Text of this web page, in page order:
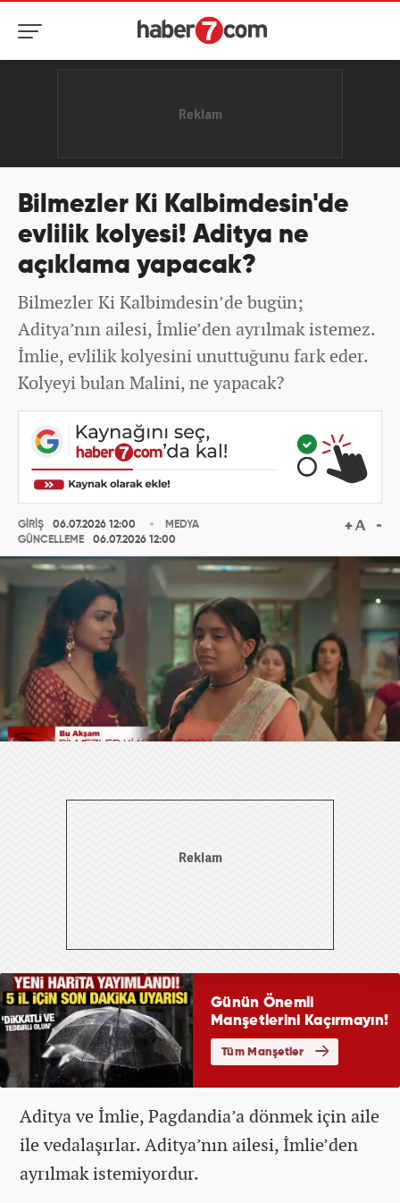
Bilmezler Ki Kalbimdesin'de
evlilik kolyesi! Aditya ne
açıklama yapacak?
Bilmezler Ki Kalbimdesin’de bugün;
Aditya’nın ailesi, İmlie’den ayrılmak istemez.
İmlie, evlilik kolyesini unuttuğunu fark eder.
Kolyeyi bulan Malini, ne yapacak?
GİRİŞ
06.07.2026 12:00
GÜNCELLEME
06.07.2026 12:00
MEDYA
Aditya ve İmlie, Pagdandia’a dönmek için aile
ile vedalaşırlar. Aditya’nın ailesi, İmlie’den
ayrılmak istemiyordur.